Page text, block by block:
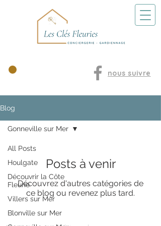
nous suivre
Blog
All Posts
Houlgate
Découvrir la Côte
Fleurie
Villers sur Mer
Blonville sur Mer
Gonneville sur Mer
Posts à venir
Découvrez d'autres catégories de
ce blog ou revenez plus tard.